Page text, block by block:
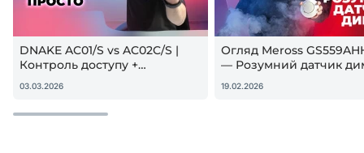
DNAKE AC01/S vs AC02C/S |
Контроль доступу +
гостьовий QR — реальна
настройка
03.03.2026
Огляд Meross
— Розумний датчик
Apple HomeKit! Чи
купувати?
19.02.2026